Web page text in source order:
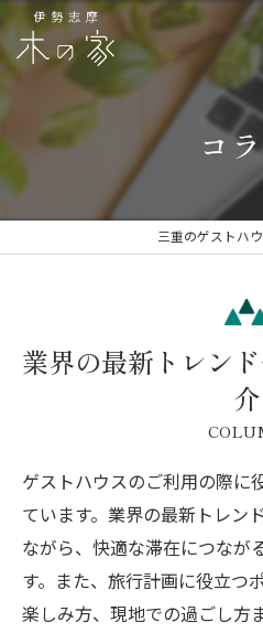
コ
三重のゲストハ
業界の最新トレン
介
ゲストハウスのご利用の際に
ています。業界の最新トレン
ながら、快適な滞在につなが
す。また、旅行計画に役立つ
楽しみ方、現地での過ごし方